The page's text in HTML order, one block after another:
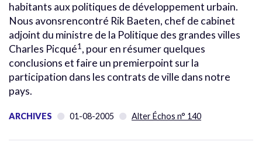
habitants aux politiques de développement urbain.
Nous avonsrencontré Rik Baeten, chef de cabinet
adjoint du ministre de la Politique des grandes villes
Charles Picqué1 , pour en résumer quelques
conclusions et faire un premierpoint sur la
participation dans les contrats de ville dans notre
pays.
ARCHIVES 01-08-2005 Alter Échos n° 140